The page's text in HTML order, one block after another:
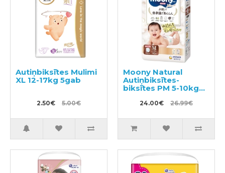
Autiņbiksītes Mulimi
XL 12-17kg 5gab
2.50€ 5.00€
Moony Natural
Autiņbiksītes-
biksītes PM 5-10kg
24.00€ 26.99€